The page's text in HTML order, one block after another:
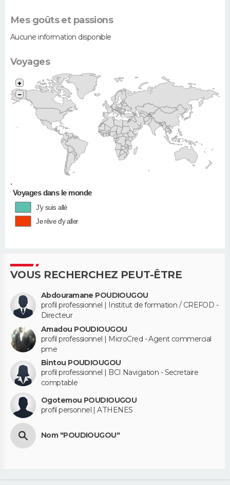
Mes goûts et passions
Aucune information disponible
Voyages
•
+
−
Voyages dans le monde
J'y suis allé
Je rêve d'y aller
VOUS RECHERCHEZ PEUT-ÊTRE
Abdouramane POUDIOUGOU
profil professionnel | Institut de formation / CREFOD -
Directeur
Amadou POUDIOUGOU
profil professionnel | MicroCred - Agent commercial
pme
Bintou POUDIOUGOU
profil professionnel | BCI Navigation - Secretaire
comptable
Ogotemou POUDIOUGOU
profil personnel | ATHENES
Nom "POUDIOUGOU"